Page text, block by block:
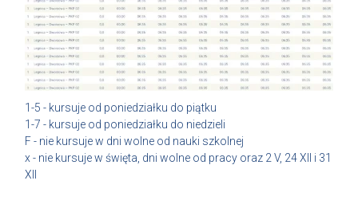
1-5 - kursuje od poniedziałku do piątku
1-7 - kursuje od poniedziałku do niedzieli
F - nie kursuje w dni wolne od nauki szkolnej
x - nie kursuje w święta, dni wolne od pracy oraz 2 V, 24 XII i 31
XII